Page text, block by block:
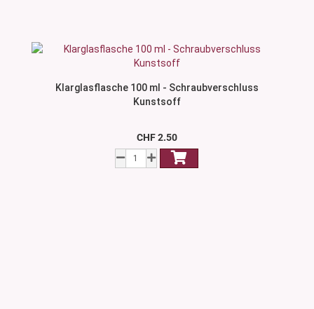
Klarglasflasche 100 ml - Schraubverschluss
Kunstsoff
CHF 2.50